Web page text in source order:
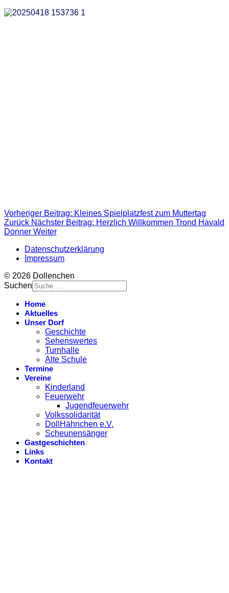
Vorheriger Beitrag: Kleines Spielplatzfest zum Muttertag
Zurück Nächster Beitrag: Herzlich Willkommen Trond Havald
Donner Weiter
Datenschutzerklärung
Impressum
© 2026 Dollenchen
Suchen
Home
Aktuelles
Unser Dorf
Geschichte
Sehenswertes
Turnhalle
Alte Schule
Termine
Vereine
Kinderland
Feuerwehr
Jugendfeuerwehr
Volkssolidarität
DollHähnchen e.V.
Scheunensänger
Gastgeschichten
Links
Kontakt